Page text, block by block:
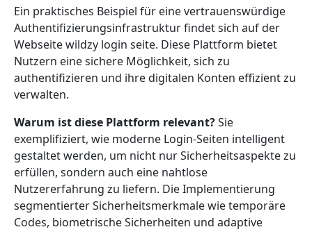
Ein praktisches Beispiel für eine vertrauenswürdige
Authentifizierungsinfrastruktur findet sich auf der
Webseite wildzy login seite. Diese Plattform bietet
Nutzern eine sichere Möglichkeit, sich zu
authentifizieren und ihre digitalen Konten effizient zu
verwalten.
Warum ist diese Plattform relevant?Sie
exemplifiziert, wie moderne Login-Seiten intelligent
gestaltet werden, um nicht nur Sicherheitsaspekte zu
erfüllen, sondern auch eine nahtlose
Nutzererfahrung zu liefern. Die Implementierung
segmentierter Sicherheitsmerkmale wie temporäre
Codes, biometrische Sicherheiten und adaptive